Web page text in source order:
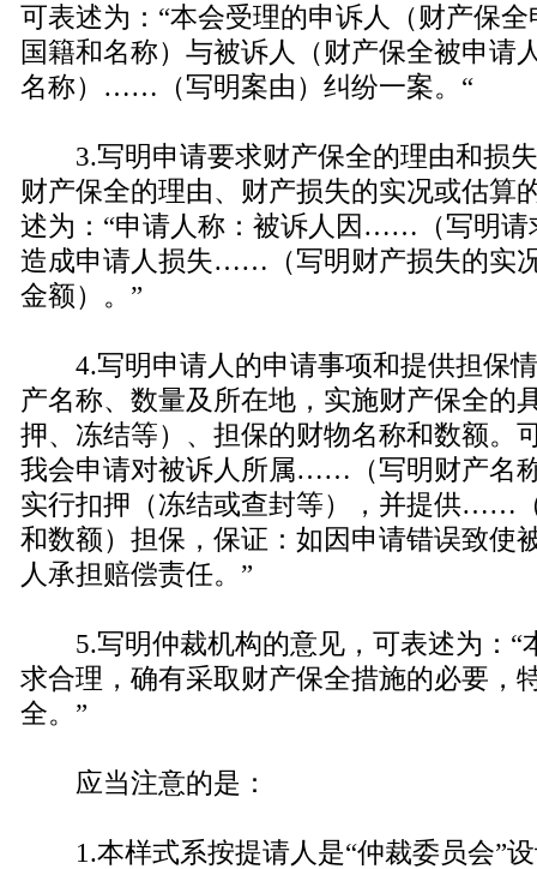
可表述为：“本会受理的申诉人（财产保
国籍和名称）与被诉人（财产保全被申
名称）……（写明案由）纠纷一案。“
3.写明申请要求财产保全的理由和损失
财产保全的理由、财产损失的实况或估算
述为：“申请人称：被诉人因……（写明请
造成申请人损失……（写明财产损失的实
金额）。”
4.写明申请人的申请事项和提供担保情
产名称、数量及所在地，实施财产保全的
押、冻结等）、担保的财物名称和数额。
我会申请对被诉人所属……（写明财产名
实行扣押（冻结或查封等），并提供……
和数额）担保，保证：如因申请错误致使
人承担赔偿责任。”
5.写明仲裁机构的意见，可表述为：“
求合理，确有采取财产保全措施的必要，
全。”
应当注意的是：
1.本样式系按提请人是“仲裁委员会”设